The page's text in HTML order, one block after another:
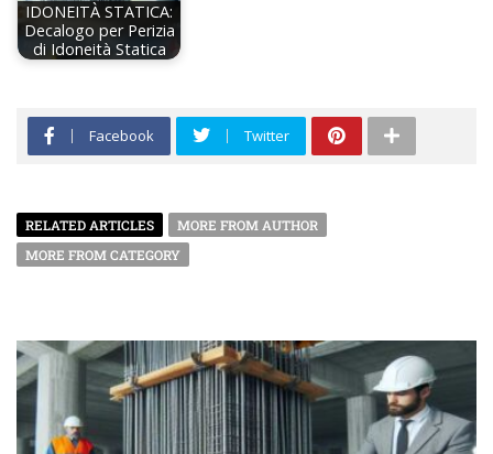
IDONEITÀ STATICA:
Decalogo per Perizia
di Idoneità Statica
Facebook Twitter
RELATED ARTICLES
MORE FROM AUTHOR
MORE FROM CATEGORY